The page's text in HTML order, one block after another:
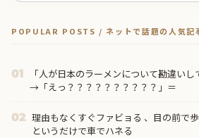
POPULAR POSTS / ネットで話題の人気記
01
「人が日本のラーメンについて勘違い
→「えっ？？？？？？？？？？」＝
02 理由もなくすぐファビョる 、目の前で
というだけで車でハネる